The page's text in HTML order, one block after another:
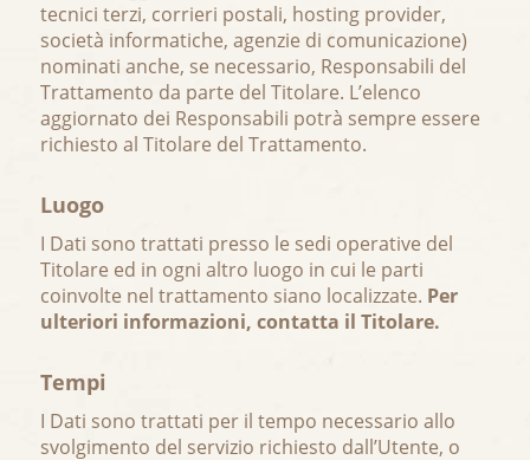
tecnici terzi, corrieri postali, hosting provider,
società informatiche, agenzie di comunicazione)
nominati anche, se necessario, Responsabili del
Trattamento da parte del Titolare. L’elenco
aggiornato dei Responsabili potrà sempre essere
richiesto al Titolare del Trattamento.
Luogo
I Dati sono trattati presso le sedi operative del
Titolare ed in ogni altro luogo in cui le parti
coinvolte nel trattamento siano localizzate. Per
ulteriori informazioni, contatta il Titolare.
Tempi
I Dati sono trattati per il tempo necessario allo
svolgimento del servizio richiesto dall’Utente, o